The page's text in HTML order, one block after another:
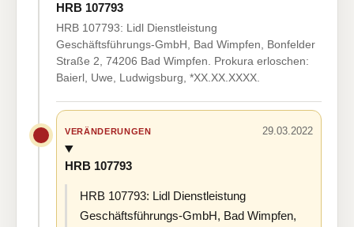
HRB 107793
HRB 107793: Lidl Dienstleistung
Geschäftsführungs-GmbH, Bad Wimpfen, Bonfelder
Straße 2, 74206 Bad Wimpfen. Prokura erloschen:
Baierl, Uwe, Ludwigsburg, *XX.XX.XXXX.
VERÄNDERUNGEN 29.03.2022
HRB 107793
HRB 107793: Lidl Dienstleistung
Geschäftsführungs-GmbH, Bad Wimpfen,